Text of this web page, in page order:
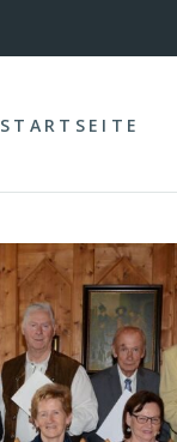
STARTSEITE